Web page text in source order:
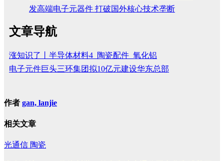
发高端电子元器件 打破国外核心技术垄断
文章导航
涨知识了丨半导体材料4_陶瓷配件_氧化铝
电子元件巨头三环集团拟10亿元建设华东总部
作者 gan, lanjie
相关文章
光通信 陶瓷